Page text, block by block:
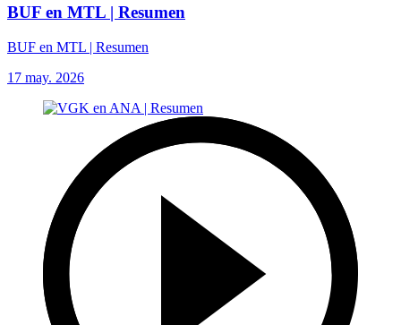
BUF en MTL | Resumen
BUF en MTL | Resumen
17 may. 2026